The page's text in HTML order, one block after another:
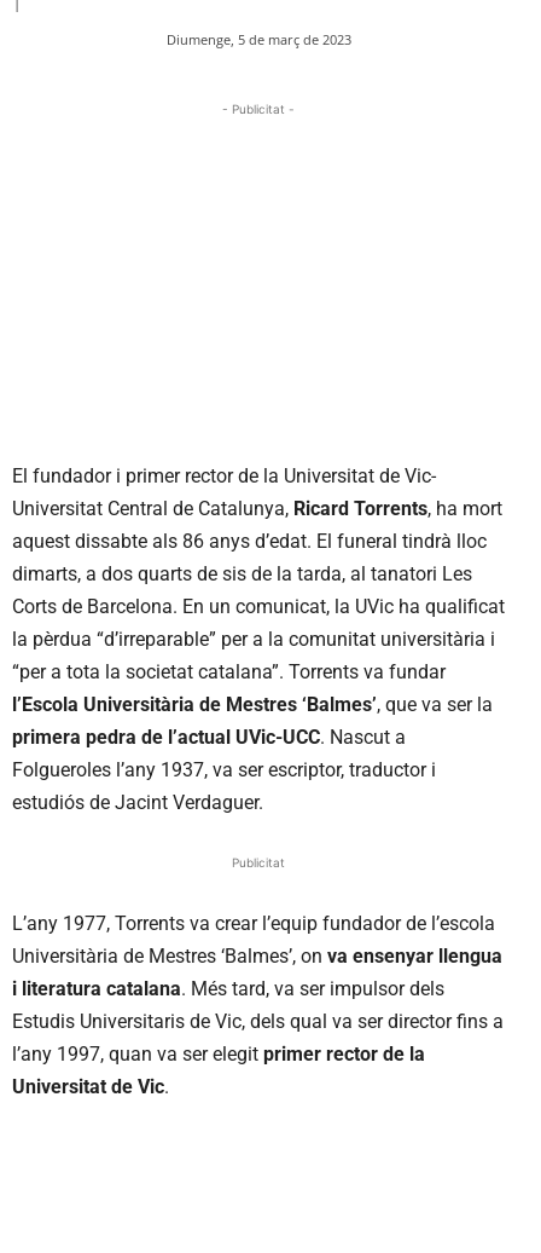
Diumenge, 5 de març de 2023
- Publicitat -
El fundador i primer rector de la Universitat de Vic-
Universitat Central de Catalunya, Ricard Torrents, ha mort
aquest dissabte als 86 anys d’edat. El funeral tindrà lloc
dimarts, a dos quarts de sis de la tarda, al tanatori Les
Corts de Barcelona. En un comunicat, la UVic ha qualificat
la pèrdua “d’irreparable” per a la comunitat universitària i
“per a tota la societat catalana”. Torrents va fundar
l’Escola Universitària de Mestres ‘Balmes’, que va ser la
primera pedra de l’actual UVic-UCC. Nascut a
Folgueroles l’any 1937, va ser escriptor, traductor i
estudiós de Jacint Verdaguer.
Publicitat
L’any 1977, Torrents va crear l’equip fundador de l’escola
Universitària de Mestres ‘Balmes’, on va ensenyar llengua
i literatura catalana. Més tard, va ser impulsor dels
Estudis Universitaris de Vic, dels qual va ser director fins a
l’any 1997, quan va ser elegit primer rector de la
Universitat de Vic.